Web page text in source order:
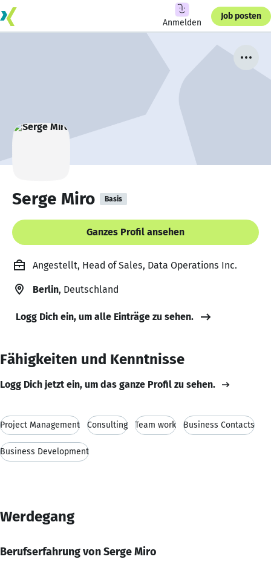
Anmelden
Job posten
Serge Miro Basis
Ganzes Profil ansehen
Angestellt, Head of Sales, Data Operations Inc.
Berlin, Deutschland
Logg Dich ein, um alle Einträge zu sehen.
Fähigkeiten und Kenntnisse
Logg Dich jetzt ein, um das ganze Profil zu sehen.
Project Management Consulting Team work Business Contacts
Business Development
Werdegang
Berufserfahrung von Serge Miro